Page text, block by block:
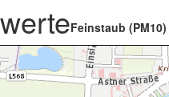
Feinstaub (PM10)